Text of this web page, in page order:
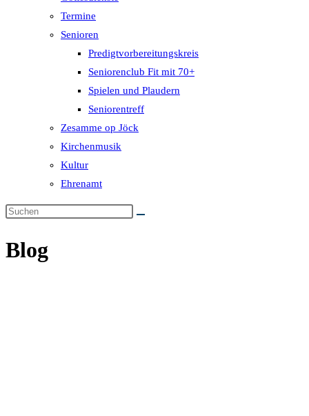
Termine
Senioren
Predigtvorbereitungskreis
Seniorenclub Fit mit 70+
Spielen und Plaudern
Seniorentreff
Zesamme op Jöck
Kirchenmusik
Kultur
Ehrenamt
Blog